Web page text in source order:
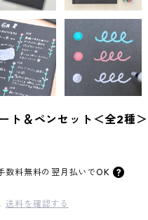
ト＆ペンセット＜全2種＞
数料無料の 翌月払いでOK
送料を確認する